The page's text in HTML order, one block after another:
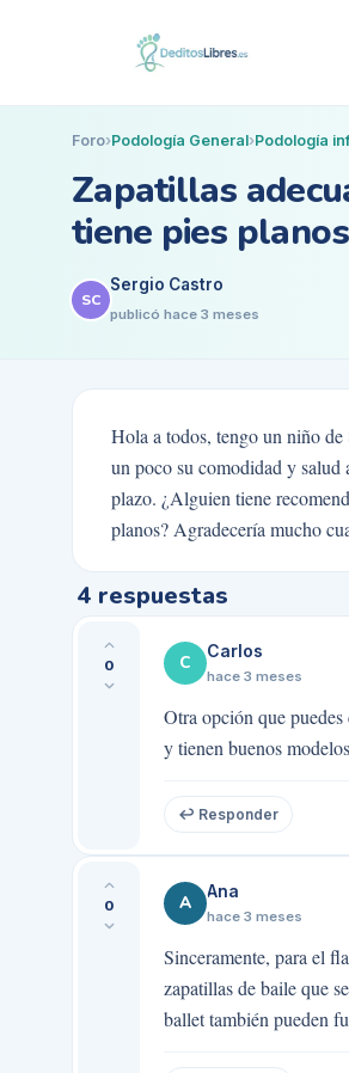
Foro›Podología General›Podología
Zapatillas
tiene pies planos
SC
Sergio Castro
publicó hace 3 meses
Hola a todos, tengo un niño de
un poco su comodidad y salud
plazo. ¿Alguien tiene
planos? Agradecería mucho
4 respuestas
0 C
Carlos
hace 3 meses
Otra opción que
y tienen buenos
↩ Responder
0 A
Ana
hace 3 meses
Sinceramente, para el
zapatillas de baile que
ballet también pueden